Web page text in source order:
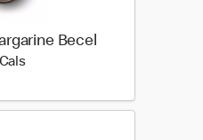
Becel
50 calories